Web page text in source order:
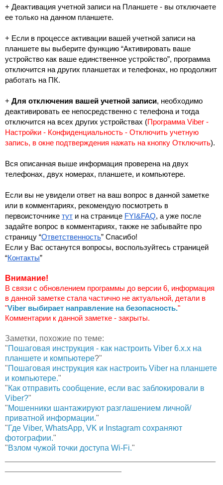
+ Деактивация учетной записи на Планшете - вы отключаете
ее только на данном планшете.
+ Если в процессе активации вашей учетной записи на
планшете вы выберите функцию “Активировать ваше
устройство как ваше единственное устройство”, программа
отключится на других планшетах и телефонах, но продолжит
работать на ПК.
+ Для отключения вашей учетной записи, необходимо
деактивировать ее непосредственно с телефона и тогда
отключится на всех других устройствах (Программа Viber -
Настройки - Конфиденциальность - Отключить учетную
запись, в окне подтверждения нажать на кнопку Отключить).
Вся описанная выше информация проверена на двух
телефонах, двух номерах, планшете, и компьютере.
Если вы не увидели ответ на ваш вопрос в данной заметке
или в комментариях, рекомендую посмотреть в
первоисточнике тут и на странице FYI&FAQ, а уже после
задайте вопрос в комментариях, также не забывайте про
страницу “Ответственность” Спасибо!
Если у Вас останутся вопросы, воспользуйтесь страницей
“Контакты”
Внимание!
В связи с обновлением программы до версии 6, информация
в данной заметке стала частично не актуальной, детали в
"Viber выбирает направление на безопасность."
Комментарии к данной заметке - закрыты.
Заметки, похожие по теме:
"Пошаговая инструкция - как настроить Viber 6.х.х на
планшете и компьютере?"
"Пошаговая инструкция как настроить Viber на планшете
и компьютере."
"Как отправить сообщение, если вас заблокировали в
Viber?"
"Мошенники шантажируют разглашением личной/
приватной информации."
"Где Viber, WhatsApp, VK и Instagram сохраняют
фотографии."
"Взлом чужой точки доступа Wi-Fi."